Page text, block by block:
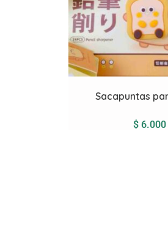
Sacapuntas
$6.000